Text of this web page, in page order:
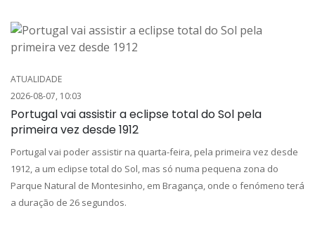
ATUALIDADE
2026-08-07, 10:03
Portugal vai assistir a eclipse total do Sol pela
primeira vez desde 1912
Portugal vai poder assistir na quarta-feira, pela primeira vez desde
1912, a um eclipse total do Sol, mas só numa pequena zona do
Parque Natural de Montesinho, em Bragança, onde o fenómeno terá
a duração de 26 segundos.